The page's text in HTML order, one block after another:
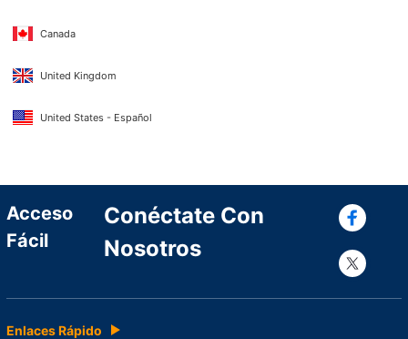
Canada
United Kingdom
United States - Español
Acceso
Fácil
Conéctate Con
Nosotros
Enlaces Rápido